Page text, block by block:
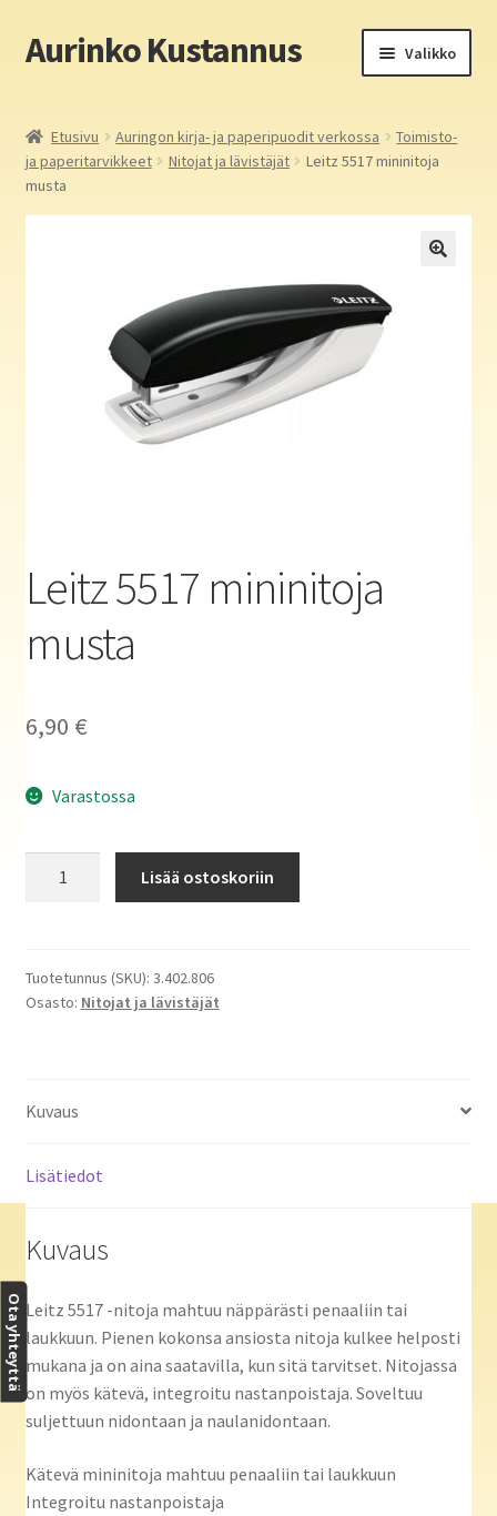
Siirry
navigointiin
Siirry
sisältöön
Aurinko Kustannus Valikko
Yritys
Aurinko Kustannus: kirjat
Auringon kirja- ja paperipuodit verkossa
Etusivu Auringon kirja- ja paperipuodit verkossa
Toimisto-
ja paperitarvikkeet
Nitojat ja lävistäjät
Leitz 5517 mininitoja
musta
Leitz 5517 mininitoja
musta
6,90 €
Varastossa
määrä
Lisää ostoskoriin
Tuotetunnus (SKU): 3.402.806
Osasto: Nitojat ja lävistäjät
Kuvaus
Lisätiedot
Kuvaus
Leitz 5517 -nitoja mahtuu näppärästi penaaliin tai
laukkuun. Pienen kokonsa ansiosta nitoja kulkee helposti
mukana ja on aina saatavilla, kun sitä tarvitset. Nitojassa
on myös kätevä, integroitu nastanpoistaja. Soveltuu
suljettuun nidontaan ja naulanidontaan.
Kätevä mininitoja mahtuu penaaliin tai laukkuun
Integroitu nastanpoistaja
Ota yhteyttä